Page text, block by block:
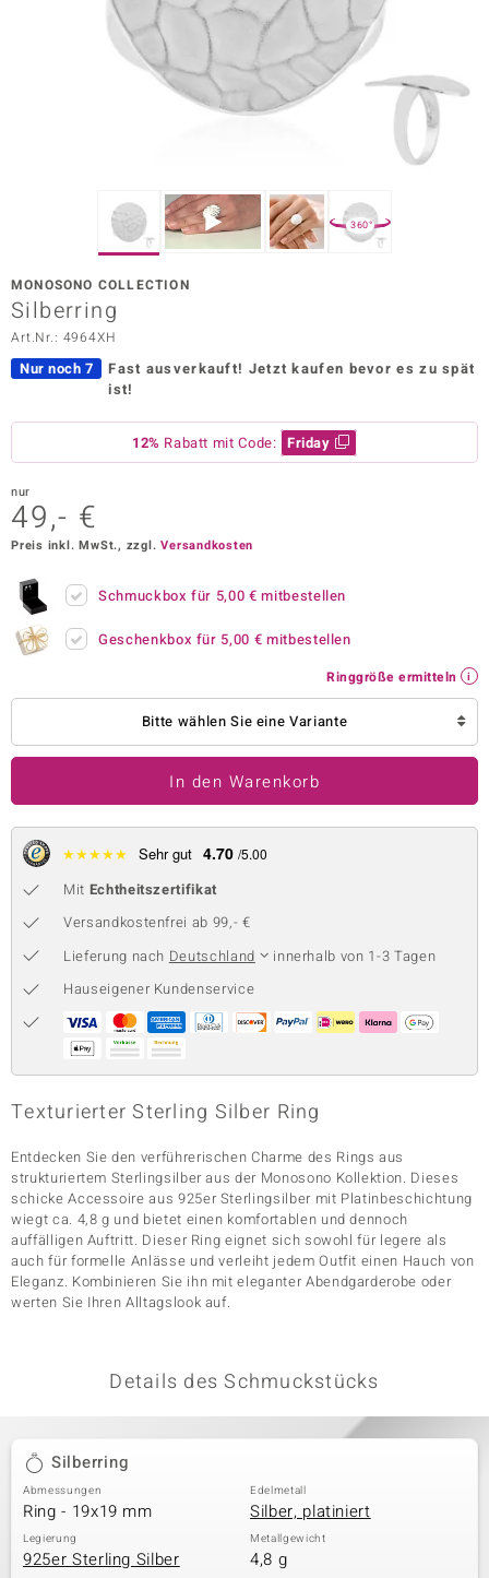
Vogue
Paraíso
Collection
BY DE MELO
Collection
Classics
360°
MONOSONO COLLECTION
Silberring
Art.Nr.: 4964XH
Nur noch 7 Fast ausverkauft! Jetzt kaufen bevor es zu spät
ist!
12% Rabatt mit Code: Friday
nur
49,- €
Preis inkl. MwSt., zzgl.Versandkosten
Schmuckbox für 5,00 € mitbestellen
Geschenkbox für 5,00 € mitbestellen
Ringgröße ermitteln
Bitte wählen Sie eine Variante
In den Warenkorb
★★★★★ Sehr gut 4.70 /5.00
Mit Echtheitszertifikat
Versandkostenfrei ab 99,- €
Lieferung nach Deutschland
innerhalb von 1-3 Tagen
Hauseigener Kundenservice
Texturierter Sterling Silber Ring
Entdecken Sie den verführerischen Charme des Rings aus
strukturiertem Sterlingsilber aus der Monosono Kollektion. Dieses
schicke Accessoire aus 925er Sterlingsilber mit Platinbeschichtung
wiegt ca. 4,8 g und bietet einen komfortablen und dennoch
auffälligen Auftritt. Dieser Ring eignet sich sowohl für legere als
auch für formelle Anlässe und verleiht jedem Outfit einen Hauch von
Eleganz. Kombinieren Sie ihn mit eleganter Abendgarderobe oder
werten Sie Ihren Alltagslook auf.
Details des Schmuckstücks
Silberring
Abmessungen
Ring - 19x19 mm
Edelmetall
Silber, platiniert
Legierung
925er Sterling Silber
Metallgewicht
4,8 g